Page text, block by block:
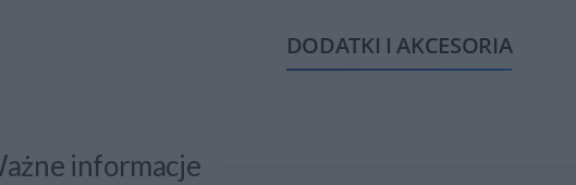
DODATKI I AKCESORIA
informacje